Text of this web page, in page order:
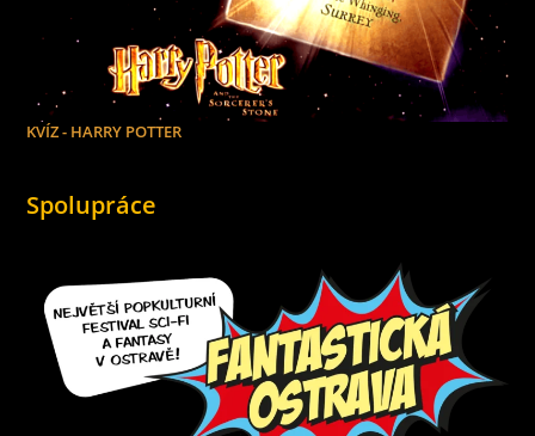
KVÍZ - HARRY POTTER
Spolupráce